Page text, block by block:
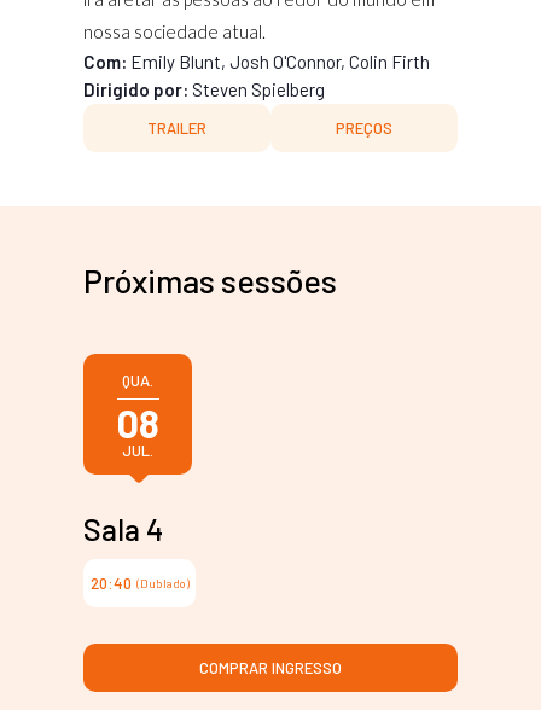
nossa sociedade atual.
Com: Emily Blunt, Josh O'Connor, Colin Firth
Dirigido por: Steven Spielberg
TRAILER PREÇOS
Próximas sessões
QUA.
08
JUL.
Sala 4
20:40 (Dublado)
COMPRAR INGRESSO